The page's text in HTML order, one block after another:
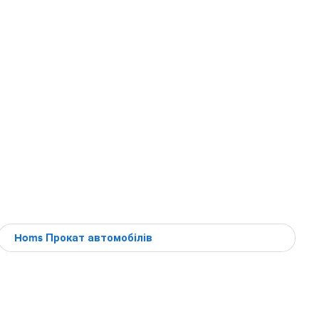
Homs Прокат автомобілів